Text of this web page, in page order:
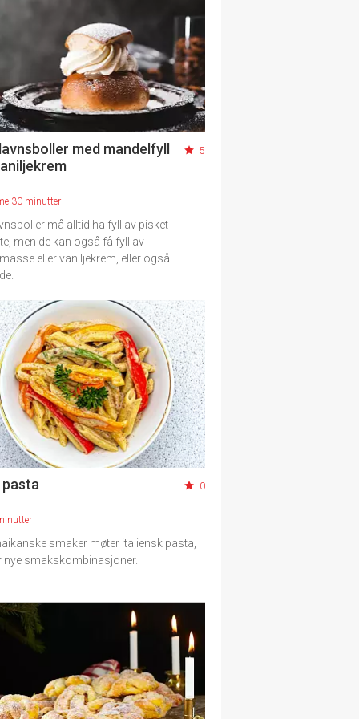
med mandelfyll
5
30 minutter
må alltid ha fyll av pisket
men de kan også få fyll av
eller vaniljekrem, eller også
pasta 0
smaker møter italiensk pasta,
nye smakskombinasjoner.